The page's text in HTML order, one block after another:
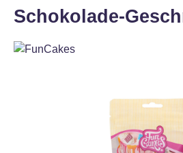
Schokolade-